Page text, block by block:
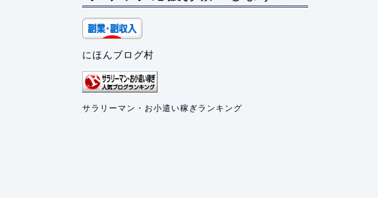
にほんブログ村
サラリーマン・お小遣い稼ぎランキング